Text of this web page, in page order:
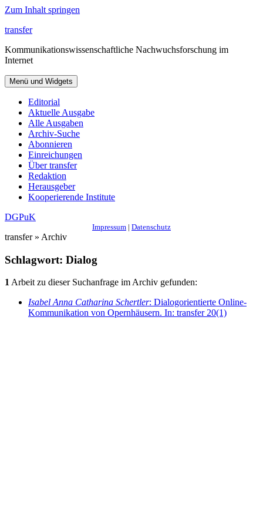
Zum Inhalt springen
transfer
Kommunikationswissenschaftliche Nachwuchsforschung im
Internet
Menü und Widgets
Editorial
Aktuelle Ausgabe
Alle Ausgaben
Archiv-Suche
Abonnieren
Einreichungen
Über transfer
Redaktion
Herausgeber
Kooperierende Institute
DGPuK
Impressum | Datenschutz
transfer » Archiv
Schlagwort: Dialog
1Arbeit zu dieser Suchanfrage im Archiv gefunden:
Isabel Anna Catharina Schertler: Dialogorientierte Online-
Kommunikation von Opernhäusern. In: transfer 20(1)